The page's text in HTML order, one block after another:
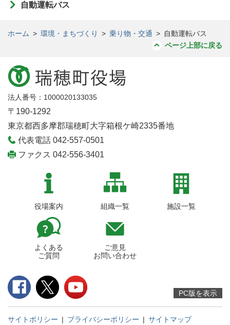
自動運転バス
ホーム > 環境・まちづくり > 乗り物・交通 > 自動運転バス
ページ上部に戻る
法人番号：1000020133035
〒190-1292
東京都西多摩郡瑞穂町大字箱根ケ崎2335番地
代表電話 042-557-0501
ファクス 042-556-3401
役場案内 組織一覧 施設一覧
よくある
ご質問
ご意見
お問い合わせ
サイトポリシー | プライバシーポリシー | サイトマップ
PC版を表示